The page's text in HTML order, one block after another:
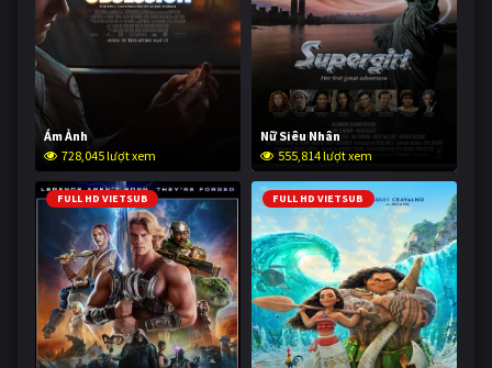
Ám Ảnh
728,045 lượt xem
Nữ Siêu Nhân
555,814 lượt xem
FULL HD VIETSUB FULL HD VIETSUB